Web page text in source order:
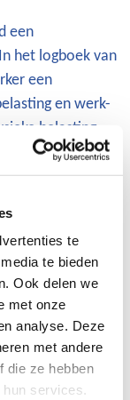
te
te bieden
Ook delen we
met onze
analyse. Deze
met andere
die ze hebben
services.
een
het logboek van
een
en werk-
belasting.
Ad. C van
of je een
uitvoeren.
geen
geven. Als je
de opdracht
Ook zal de